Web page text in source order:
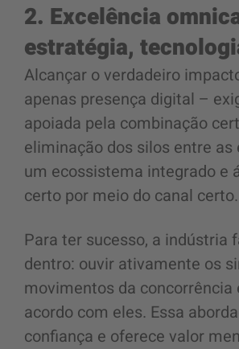
2. Excelência
estratégia,
Alcançar o verdadeiro
apenas presença digital –
apoiada pela combinação
eliminação dos silos entre
um ecossistema integrado e
certo por meio do canal certo.
Para ter sucesso, a indústria
dentro: ouvir ativamente os
movimentos da concorrência
acordo com eles. Essa
confiança e oferece valor